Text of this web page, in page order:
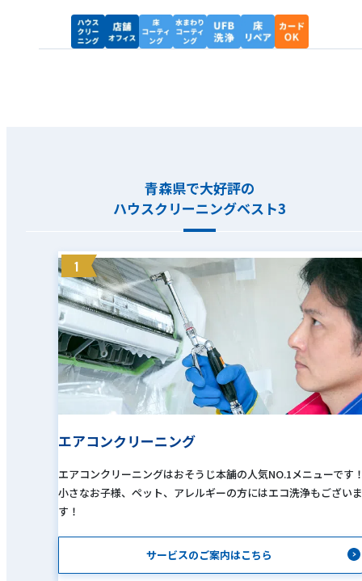
青森県で大好評の
ハウスクリーニングベスト3
1
エアコンクリーニング
エアコンクリーニングはおそうじ本舗の人気NO.1メニューです
小さなお子様、ペット、アレルギーの方にはエコ洗浄もございま
す！
サービスのご案内はこちら